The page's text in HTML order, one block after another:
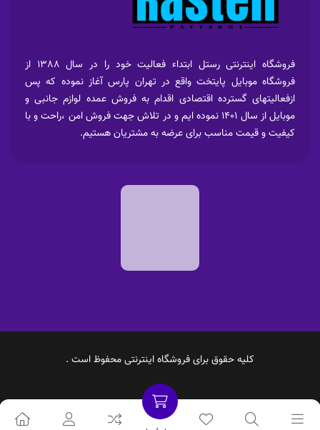
فروشگاه اینترنتی رستل ابتداء فعالیت خود را در سال 1388 از
فروشگاه موبایل پایتخت واقع در تهران پارس آغاز نموده که پس
ازفعالیتهای گسترده اقتصادی اقدام به فروش عمده لوازم جانبی و
موبایل از سال 1401 نموده ایم و در تلاش جهت فروش امن ،راحت و با
کیفیت و قیمت مناسب برای عرضه به مشتریان هستیم.
کلیه حقوق برای فروشگاه اینترنتی محفوظ است .